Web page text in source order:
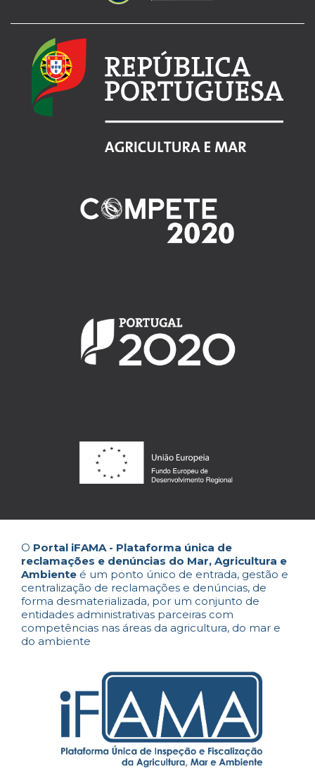
O Portal iFAMA - Plataforma única de
reclamações e denúncias do Mar, Agricultura e
Ambiente é um ponto único de entrada, gestão e
centralização de reclamações e denúncias, de
forma desmaterializada, por um conjunto de
entidades administrativas parceiras com
competências nas áreas da agricultura, do mar e
do ambiente